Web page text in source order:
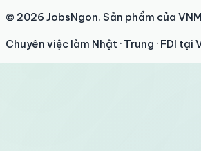
© 2026 JobsNgon. Sản phẩm của
Chuyên việc làm Nhật · Trung · FDI tại